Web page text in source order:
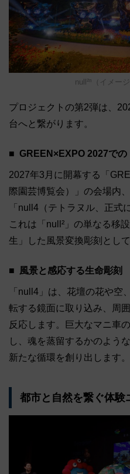
null²ⁿ（イメー
プロジェクトの第2弾は、
台へと繋がります。
GREEN×EXPO 2027での
2027年3月に開幕する「
際園芸博覧会）」の会場内
「null4（テトラヌル、正式
これは「null²」の単なる移
生」した風景変換彫刻とし
風景と感応する生命彫刻
「null4」は、花壇の花や空
転する鏡面に取り込み、周
反応します。巨大なマニ車
し、魂を蒸留するかのよう
新たな循環を創り出します。
都市と自然を繋ぐ体験